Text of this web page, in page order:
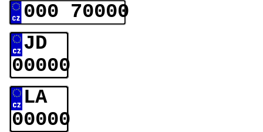
000 70000
JD
00000
LA
00000